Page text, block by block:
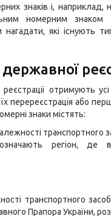
знаків і, наприклад,
номерним
нагадати, які існують
отримують усі
перереєстрація або
знаки містять:
транспортного
регіон, де
транспортного
Прапора України,